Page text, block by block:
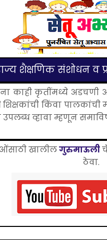
शैक्षणिक संशोधन व
काही कृतींमध्ये
किंवा
उपलब्ध व्हावा म्हणून
खालीलगुरुमाऊली
ठेवा.